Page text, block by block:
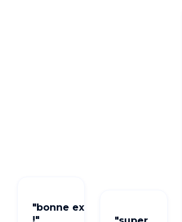
"bonne expertise
!"